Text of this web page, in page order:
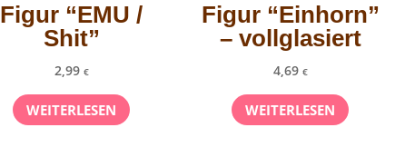
Figur “EMU /
Shit”
2,99 €
WEITERLESEN
Figur “Einhorn”
– vollglasiert
4,69 €
WEITERLESEN